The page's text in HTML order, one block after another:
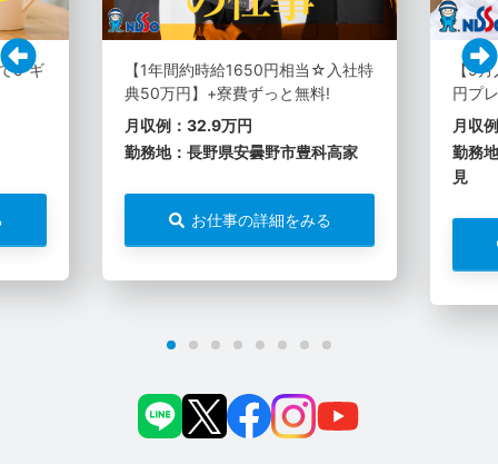
e-ギ
【1年間約時給1650円相当☆入社特
典50万円】+寮費ずっと無料!
月収例：32.9万円
勤務地：長野県安曇野市豊科高家
お仕事の詳細をみる
【9
円プ
月収
勤務
見